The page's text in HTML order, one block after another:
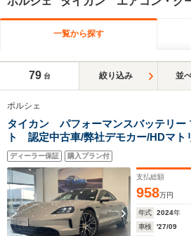
一覧から探す
79 台 絞り込み 並
ポルシェ
タイカン パフォーマンスバッテリー
ト 認定中古車/弊社デモカー/HDマト
ラマルーフ/スポーツクロノPKG/エレ
ンド/パッセンジャーディスプレイ/
ト/BOSEサウンド/4ゾーンエアコン
ディーラー保証 購入プラン付
支払総額
958万円
年式 2024年
車検
'27/09